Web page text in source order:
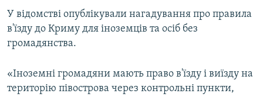
У відомстві опублікували нагадування про правила
в'їзду до Криму для іноземців та осіб без
громадянства.
«Іноземні громадяни мають право в'їзду і виїзду на
територію півострова через контрольні пункти,